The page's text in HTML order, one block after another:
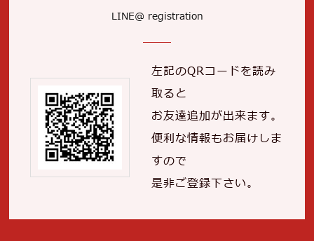
LINE@ registration
左記のQRコードを読み
取ると
お友達追加が出来ます。
便利な情報もお届けしま
すので
是非ご登録下さい。